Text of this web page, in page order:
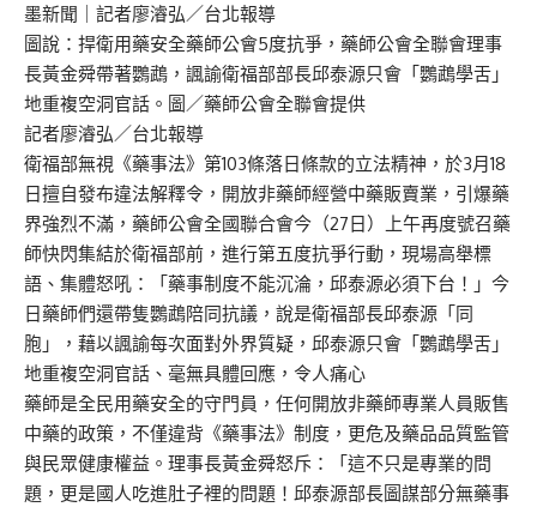
墨新聞 ｜記者廖濬弘／台北報導
圖說：捍衛用藥安全藥師公會5度抗爭，藥師公會全聯會理事
長黃金舜帶著鸚鵡，諷諭衛福部部長邱泰源只會「鸚鵡學舌」
地重複空洞官話。圖／藥師公會全聯會提供
記者廖濬弘／台北報導
衛福部無視《藥事法》第103條落日條款的立法精神，於3月18
日擅自發布違法解釋令，開放非藥師經營中藥販賣業，引爆藥
界強烈不滿，藥師公會全國聯合會今（27日）上午再度號召藥
師快閃集結於衛福部前，進行第五度抗爭行動，現場高舉標
語、集體怒吼：「藥事制度不能沉淪，邱泰源必須下台！」今
日藥師們還帶隻鸚鵡陪同抗議，說是衛福部長邱泰源「同
胞」，藉以諷諭每次面對外界質疑，邱泰源只會「鸚鵡學舌」
地重複空洞官話、毫無具體回應，令人痛心
藥師是全民用藥安全的守門員，任何開放非藥師專業人員販售
中藥的政策，不僅違背《藥事法》制度，更危及藥品品質監管
與民眾健康權益。理事長黃金舜怒斥：「這不只是專業的問
題，更是國人吃進肚子裡的問題！邱泰源部長圖謀部分無藥事